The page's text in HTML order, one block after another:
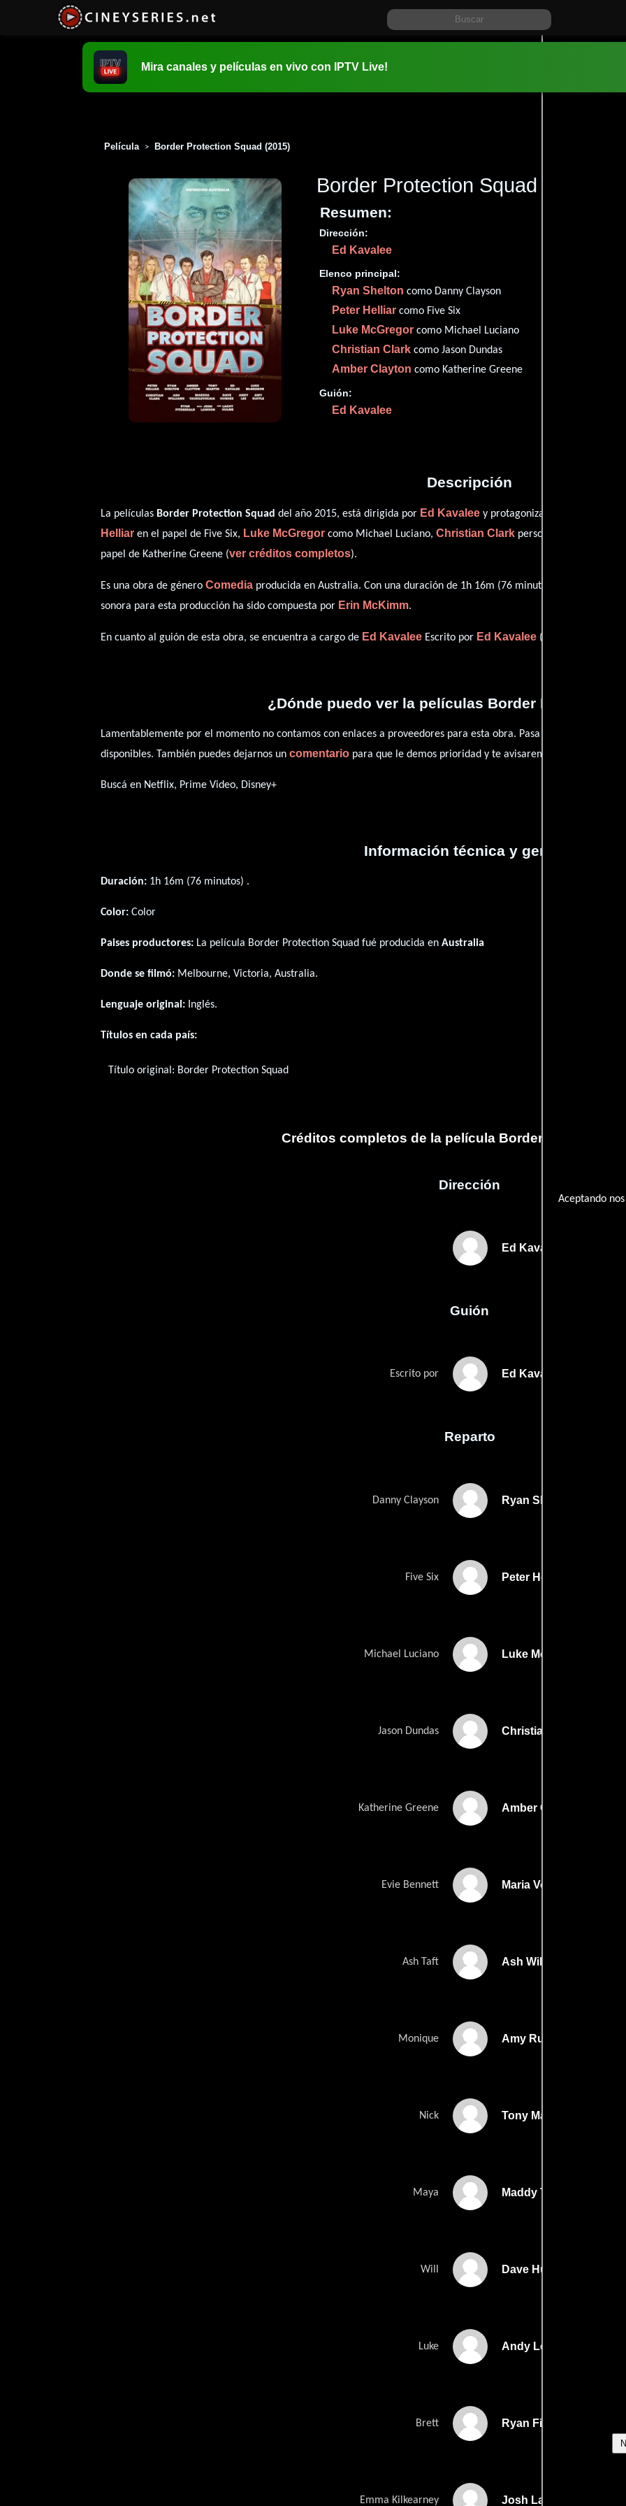
Aceptando
Mira canales y películas en vivo con IPTV Live!
Película > Border Protection Squad (2015)
Border Protection Squad
Resumen:
Dirección:
Ed Kavalee
Elenco principal:
Ryan Shelton como Danny Clayson
Peter Helliar como Five Six
Luke McGregor como Michael Luciano
Christian Clark como Jason Dundas
Amber Clayton como Katherine Greene
Guión:
Ed Kavalee
1h 16m
Descripción
La películas Border Protection Squad del año 2015, está dirigida por Ed Kavalee y protagonizada por
Helliar en el papel de Five Six, Luke McGregor como Michael Luciano,Christian Clark personificando a Jason
papel de Katherine Greene (ver créditos completos).
Es una obra de géneroComedia producida en Australia. Con una duración de 1h 16m (76 minutos), esta película
sonora para esta producción ha sido compuesta por Erin McKimm.
En cuanto al guión de esta obra, se encuentra a cargo de Ed Kavalee Escrito por Ed Kavalee (Escrito por).
¿Dónde puedo ver la películas Border Protection
Lamentablemente por el momento no contamos con enlaces a proveedores para esta obra. Pasa por nuestro
disponibles. También puedes dejarnos uncomentario para que le demos prioridad y te avisaremos cuando se
Buscá en Netflix, Prime Video, Disney+
Información técnica y general
Duración: 1h 16m (76 minutos) .
Color: Color
Paises productores: La película Border Protection Squad fué producida enAustralia
Donde se filmó: Melbourne, Victoria, Australia.
Lenguaje original: Inglés.
Títulos en cada país:
Título original: Border Protection Squad
Créditos completos de la película Border Protection
Dirección
Ed Kavalee
Guión
Escrito por Ed Kavalees
Reparto
Danny Clayson Ryan Shelton
Five Six Peter Helliar
Michael Luciano Luke McGregor
Jason Dundas Christian Clark
Katherine Greene Amber Clayton
Evie Bennett Maria Volk
Ash Taft Ash Williams
Monique Amy Ruffle
Nick Tony Martin
Maya Maddy Tyers
Will Dave Hughes
Luke Andy Lee
Brett Ryan Fitzgerald
Emma Kilkearney Josh Lawson